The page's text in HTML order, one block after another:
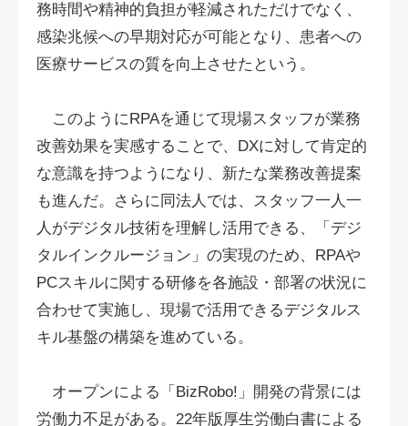
務時間や精神的負担が軽減されただけでなく、
感染兆候への早期対応が可能となり、患者への
医療サービスの質を向上させたという。
このようにRPAを通じて現場スタッフが業務
改善効果を実感することで、DXに対して肯定的
な意識を持つようになり、新たな業務改善提案
も進んだ。さらに同法人では、スタッフ一人一
人がデジタル技術を理解し活用できる、「デジ
タルインクルージョン」の実現のため、RPAや
PCスキルに関する研修を各施設・部署の状況に
合わせて実施し、現場で活用できるデジタルス
キル基盤の構築を進めている。
オープンによる「BizRobo!」開発の背景には
労働力不足がある。22年版厚生労働白書による